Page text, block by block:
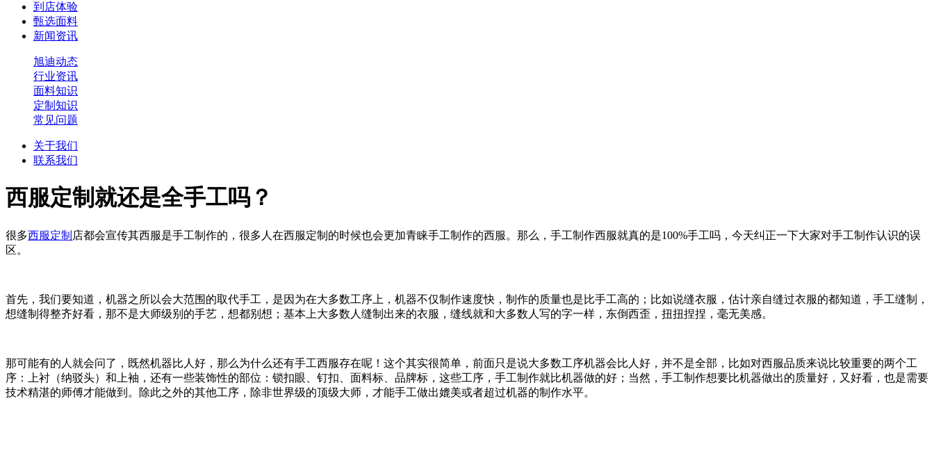
到店体验
甄选面料
新闻资讯
旭迪动态
行业资讯
面料知识
定制知识
常见问题
关于我们
联系我们
西服定制就还是全手工吗？
很多西服定制 店都会宣传其西服是手工制作的，很多人在西服定制的时候也会更加青睐手工制作的西服。那么，手工制作西服就真的是100%手工吗，今天纠正一下大家对手工制作认识的误
区。
首先，我们要知道，机器之所以会大范围的取代手工，是因为在大多数工序上，机器不仅制作速度快，制作的质量也是比手工高的；比如说缝衣服，估计亲自缝过衣服的都知道，手工缝制，
想缝制得整齐好看，那不是大师级别的手艺，想都别想；基本上大多数人缝制出来的衣服，缝线就和大多数人写的字一样，东倒西歪，扭扭捏捏，毫无美感。
那可能有的人就会问了，既然机器比人好，那么为什么还有手工西服存在呢！这个其实很简单，前面只是说大多数工序机器会比人好，并不是全部，比如对西服品质来说比较重要的两个工
序：上衬（纳驳头）和上袖，还有一些装饰性的部位：锁扣眼、钉扣、面料标、品牌标，这些工序，手工制作就比机器做的好；当然，手工制作想要比机器做出的质量好，又好看，也是需要
技术精湛的师傅才能做到。除此之外的其他工序，除非世界级的顶级大师，才能手工做出媲美或者超过机器的制作水平。